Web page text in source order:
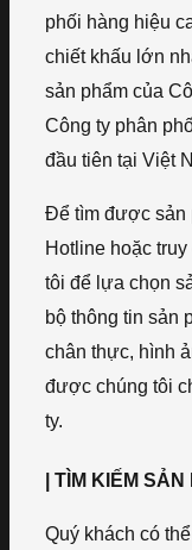
phối hàng hiệu
chiết khấu lớn
sản phẩm của
Công ty phân
đầu tiên tại Việt
Để tìm được sản
Hotline hoặc
tôi để lựa chọn
bộ thông tin sản
chân thực, hình
được chúng tôi
ty.
| TÌM KIẾM SẢN
Quý khách có